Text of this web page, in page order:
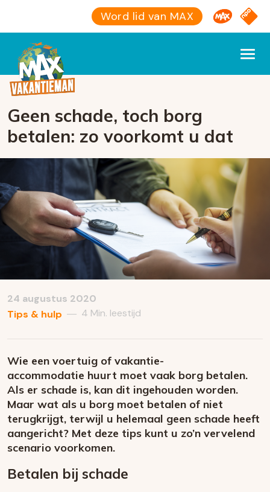
Word lid van MAX Omroep
NPO
Geen schade, toch borg
betalen: zo voorkomt u dat
24 augustus 2020
Tips & hulp — 4 Min. leestijd
Wie een voertuig of vakantie-
accommodatie huurt moet vaak borg betalen.
Als er schade is, kan dit ingehouden worden.
Maar wat als u borg moet betalen of niet
terugkrijgt, terwijl u helemaal geen schade heeft
aangericht? Met deze tips kunt u zo’n vervelend
scenario voorkomen.
Betalen bij schade